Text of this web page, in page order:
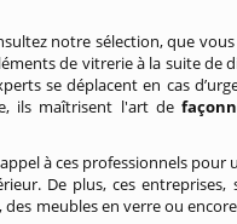
notre sélection, que
de vitrerie à la suite de
se déplacent en cas
ils maîtrisent l'art de
à ces professionnels
De plus, ces entreprises,
meubles en verre ou